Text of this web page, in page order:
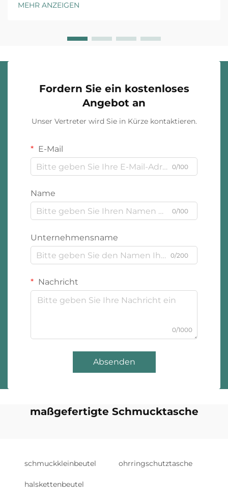
betriebliche Effizienz beeinflussen. Die richtige
MEHR ANZEIGEN
Fordern Sie ein kostenloses
Angebot an
Unser Vertreter wird Sie in Kürze kontaktieren.
E-Mail
0/100
Name
0/100
Unternehmensname
0/200
Nachricht
0/1000
Absenden
maßgefertigte Schmucktasche
schmuckkleinbeutel ohrringschutztasche
halskettenbeutel